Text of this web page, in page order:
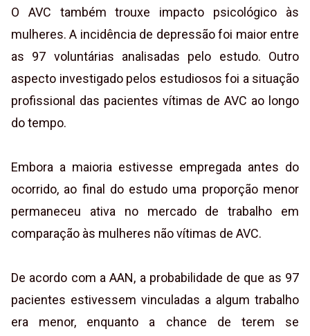
O AVC também trouxe impacto psicológico às
mulheres. A incidência de depressão foi maior entre
as 97 voluntárias analisadas pelo estudo. Outro
aspecto investigado pelos estudiosos foi a situação
profissional das pacientes vítimas de AVC ao longo
do tempo.
Embora a maioria estivesse empregada antes do
ocorrido, ao final do estudo uma proporção menor
permaneceu ativa no mercado de trabalho em
comparação às mulheres não vítimas de AVC.
De acordo com a AAN, a probabilidade de que as 97
pacientes estivessem vinculadas a algum trabalho
era menor, enquanto a chance de terem se